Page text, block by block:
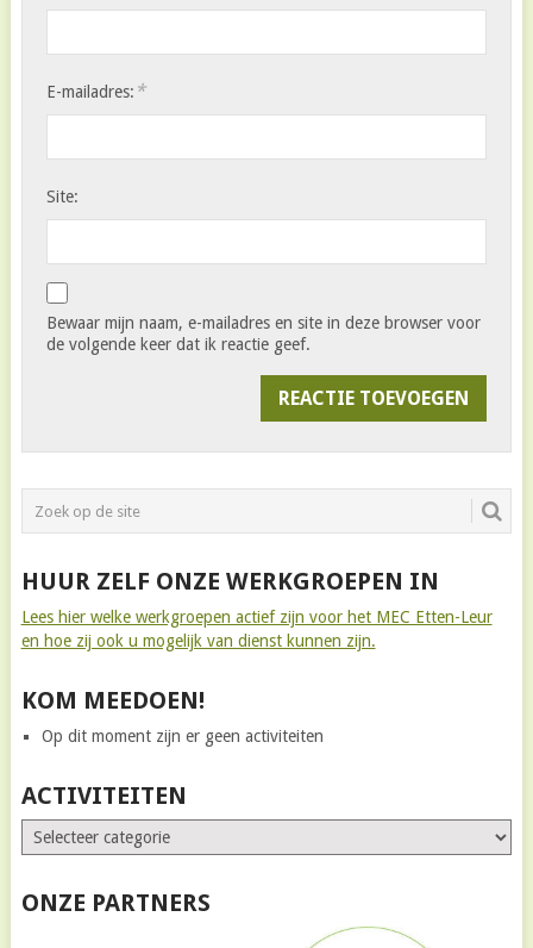
E-mailadres: *
Site:
Bewaar mijn naam, e-mailadres en site in deze browser voor
de volgende keer dat ik reactie geef.
HUUR ZELF ONZE WERKGROEPEN IN
Lees hier welke werkgroepen actief zijn voor het MEC Etten-Leur
en hoe zij ook u mogelijk van dienst kunnen zijn.
KOM MEEDOEN!
Op dit moment zijn er geen activiteiten
ACTIVITEITEN
ONZE PARTNERS